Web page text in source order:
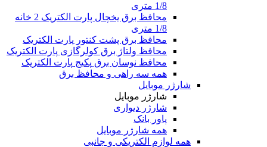
1/8 متری
محافظ برق یخچال پارت الکتریک 2 خانه
1/8 متری
محافظ برق پشت کنتور پارت الکتریک
محافظ ولتاژ برق کولرگازی پارت الکتریک
محافظ نوسان برق پکیج پارت الکتریک
همه سه راهی و محافظ برق
شارژر موبایل
شارژر موبایل
شارژر دیواری
پاور بانک
همه شارژر موبایل
همه لوازم الکتریکی و جانبی